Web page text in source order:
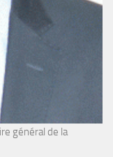
général de la